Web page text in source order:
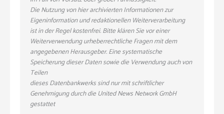
Die Nutzung von hier archivierten Informationen zur
Eigeninformation und redaktionellen Weiterverarbeitung
ist in der Regel kostenfrei. Bitte klären Sie vor einer
Weiterverwendung urheberrechtliche Fragen mit dem
angegebenen Herausgeber. Eine systematische
Speicherung dieser Daten sowie die Verwendung auch von
Teilen
dieses Datenbankwerks sind nur mit schriftlicher
Genehmigung durch die United News Network GmbH
gestattet